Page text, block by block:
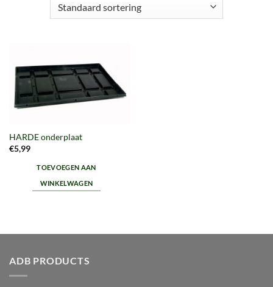
HARDE onderplaat
€5,99
TOEVOEGEN AAN
WINKELWAGEN
ADB PRODUCTS